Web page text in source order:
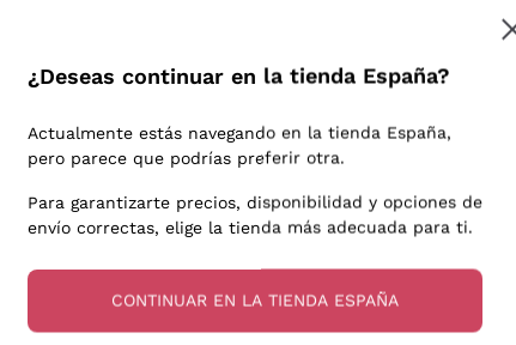
Biondi Santi
Argiolas
Zenato
Ca' dei Frati
Sancerre
Pinot Gris
Sauvignon
Suscribirme
más información, lee nuestraPolítica de privacidad
¿Deseas continuar en la tienda España?
Actualmente estás navegando en la tienda España,
pero parece que podrías preferir otra.
Para garantizarte precios, disponibilidad y opciones de
envío correctas, elige la tienda más adecuada para ti.
CONTINUAR EN LA TIENDA ESPAÑA